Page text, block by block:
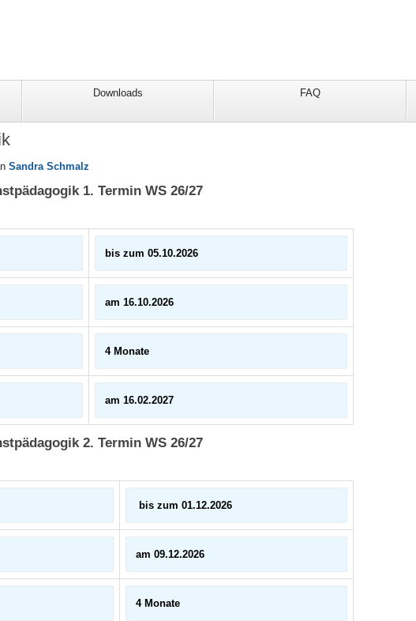
Downloads FAQ
Sandra Schmalz
1. Termin WS 26/27
bis zum 05.10.2026
am 16.10.2026
4 Monate
am 16.02.2027
2. Termin WS 26/27
bis zum 01.12.2026
am 09.12.2026
4 Monate